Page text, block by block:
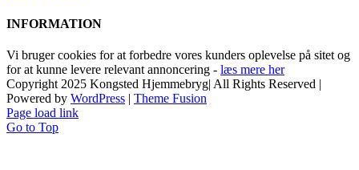
INFORMATION
Vi bruger cookies for at forbedre vores kunders oplevelse på sitet og
for at kunne levere relevant annoncering - læs mere her
Copyright 2025 Kongsted Hjemmebryg| All Rights Reserved |
Powered by WordPress | Theme Fusion
Page load link
Go to Top